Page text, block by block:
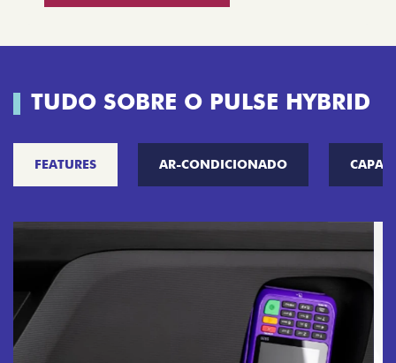
TUDO SOBRE O PULSE HYBRID
FEATURES AR-CONDICIONADO